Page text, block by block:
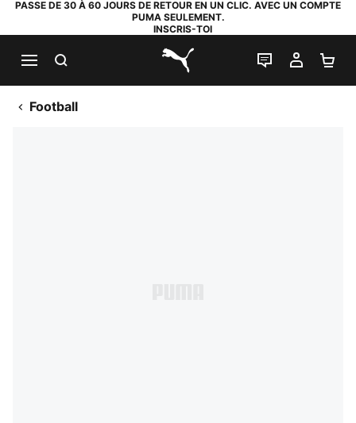
PASSE DE 30 À 60 JOURS DE RETOUR EN UN CLIC. AVEC UN COMPTE
PUMA SEULEMENT.
INSCRIS-TOI
PUMA.com
LIVE CHAT
MON
Football